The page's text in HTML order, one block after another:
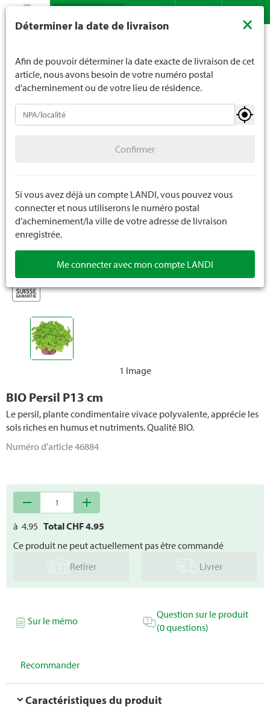
Recherche
1 Image
BIO Persil P13 cm
Le persil, plante condimentaire vivace polyvalente, apprécie les
sols riches en humus et nutriments. Qualité BIO.
Numéro d'article46884
remove add
à 4.95 Total CHF4.95
Ce produit ne peut actuellement pas être commandé
Retirer
Livrer
Sur le mémo
Question sur le produit
(0 questions)
Recommander
Caractéristiques du produit
Plantes de jardin
Plantes à massif et à balcon annuelles
Fruits et baies
Pépinière
Plantes méditerranéennes
Plantes grimpantes et plantes pérennes
Sapins de Noël
Déterminer la date de livraison ×
Afin de pouvoir déterminer la date exacte de livraison de cet
article, nous avons besoin de votre numéro postal
d'acheminement ou de votre lieu de résidence.
Confirmer
Si vous avez déjà un compte LANDI, vous pouvez vous
connecter et nous utiliserons le numéro postal
d'acheminement/la ville de votre adresse de livraison
enregistrée.
Me connecter avec mon compte LANDI
moins de 16 ans. La limite d'âge est de 18 ans pour les
nous indiquez votre âge de manière contraignante.